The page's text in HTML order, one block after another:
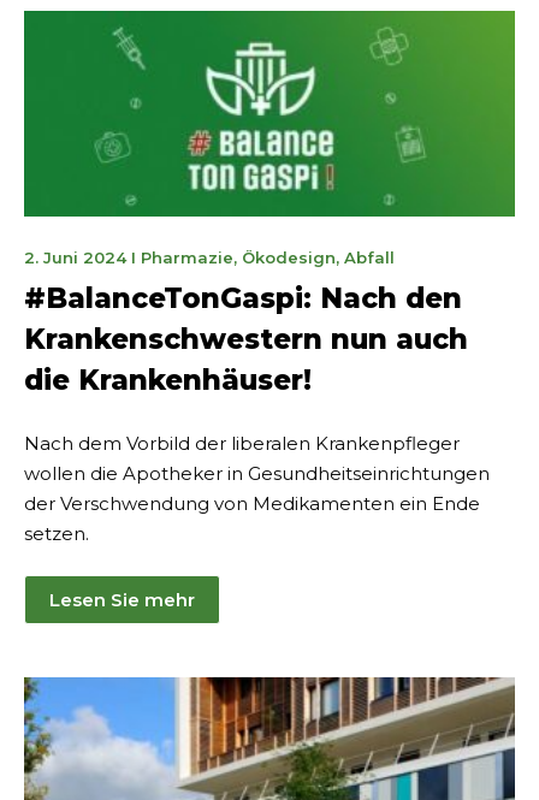
2. Juni 20246.
2025
I Pharmazie, Ökodesign, Abfall
#BalanceTonGaspi: Nach den
Krankenschwestern nun auch
die Krankenhäuser!
Nach dem Vorbild der liberalen Krankenpfleger
wollen die Apotheker in Gesundheitseinrichtungen
der Verschwendung von Medikamenten ein Ende
setzen.
Lesen Sie mehr